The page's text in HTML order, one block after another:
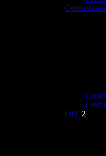
Costi
OIV 2